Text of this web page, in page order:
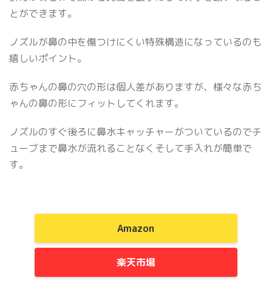
とができます。
ノズルが鼻の中を傷つけにくい特殊構造になっているのも
嬉しいポイント。
赤ちゃんの鼻の穴の形は個人差がありますが、様々な赤ち
ゃんの鼻の形にフィットしてくれます。
ノズルのすぐ後ろに鼻水キャッチャーがついているのでチ
ューブまで鼻水が流れることなくそして手入れが簡単で
す。
Amazon
楽天市場